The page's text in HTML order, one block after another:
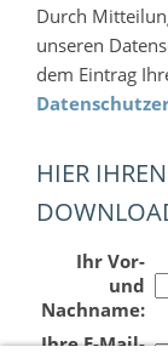
Durch
unseren
dem Eintrag
HIER
Ihr Vor-
und
Nachname:
Ihre E-Mail-